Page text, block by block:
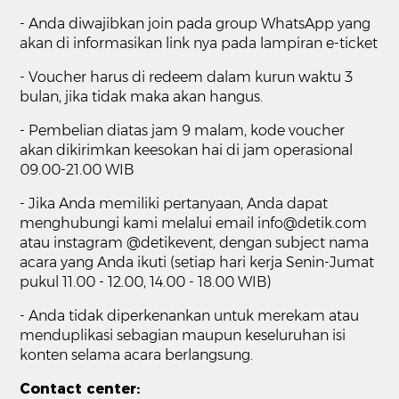
- Anda diwajibkan join pada group WhatsApp yang
akan di informasikan link nya pada lampiran e-ticket
- Voucher harus di redeem dalam kurun waktu 3
bulan, jika tidak maka akan hangus.
- Pembelian diatas jam 9 malam, kode voucher
akan dikirimkan keesokan hai di jam operasional
09.00-21.00 WIB
- Jika Anda memiliki pertanyaan, Anda dapat
menghubungi kami melalui email info@detik.com
atau instagram @detikevent, dengan subject nama
acara yang Anda ikuti (setiap hari kerja Senin-Jumat
pukul 11.00 - 12.00, 14.00 - 18.00 WIB)
- Anda tidak diperkenankan untuk merekam atau
menduplikasi sebagian maupun keseluruhan isi
konten selama acara berlangsung.
Contact center: